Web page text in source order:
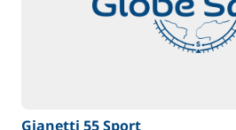
Gianetti 55 Sport